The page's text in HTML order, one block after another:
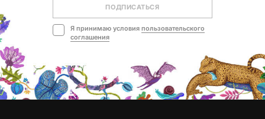
ПОДПИСАТЬСЯ
Я принимаю условия пользовательского
соглашения